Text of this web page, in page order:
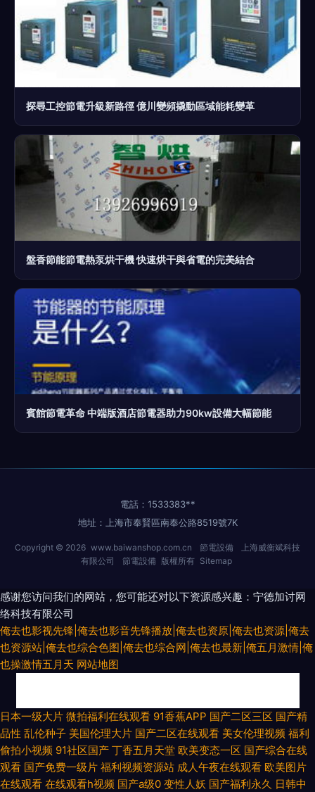
探尋工控節電升級新路徑 億川變頻撬動區域能耗變革
盤香節能節電熱泵烘干機 快速烘干與省電的完美結合
賓館節電革命 中端版酒店節電器助力90kw設備大幅節能
電話：1533383**
地址：上海市奉賢區南奉公路8519號7K
Copyright © 2026 www.baiwanshop.com.cn 節電設備
上海威衡斌科技
有限公司
節電設備 版權所有 Sitemap
感谢您访问我们的网站，您可能还对以下资源感兴趣：宁德加讨网
络科技有限公司
俺去也影视先锋|俺去也影音先锋播放|俺去也资原|俺去也资源|俺去
也资源站|俺去也综合色图|俺去也综合网|俺去也最新|俺五月激情|俺
也操激情五月天 网站地图
片 国产精品久热草福利 欧美超级学生妹 先锋aⅴ资源男人网 91做爱免费视频
国产一级视频在线观看 日本最新在线观 在线观看国产区 国产福利导航精 欧
日本一级大片 微拍福利在线观看 91香蕉APP 国产二区三区 国产精
品性 乱伦种子 美国伦理大片 国产二区在线观看 美女伦理视频 福利
偷拍小视频 91社区国产 丁香五月天堂 欧美变态一区 国产综合在线
观看 国产免费一级片 福利视频资源站 成人午夜在线观看 欧美图片
在线观看 在线观看h视频 国产a级0 变性人妖 国产福利永久 日韩中